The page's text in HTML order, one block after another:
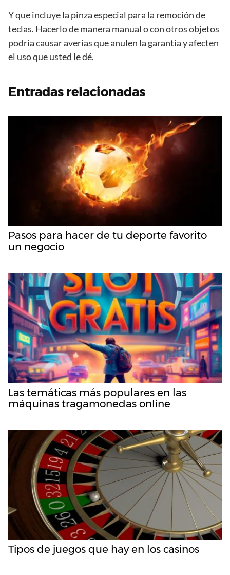
Y que incluye la pinza especial para la remoción de
teclas. Hacerlo de manera manual o con otros objetos
podría causar averías que anulen la garantía y afecten
el uso que usted le dé.
Entradas relacionadas
Pasos para hacer de tu deporte favorito
un negocio
Las temáticas más populares en las
máquinas tragamonedas online
Tipos de juegos que hay en los casinos